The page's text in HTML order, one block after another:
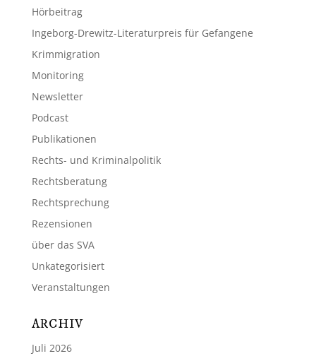
Hörbeitrag
Ingeborg-Drewitz-Literaturpreis für Gefangene
Krimmigration
Monitoring
Newsletter
Podcast
Publikationen
Rechts- und Kriminalpolitik
Rechtsberatung
Rechtsprechung
Rezensionen
über das SVA
Unkategorisiert
Veranstaltungen
ARCHIV
Juli 2026